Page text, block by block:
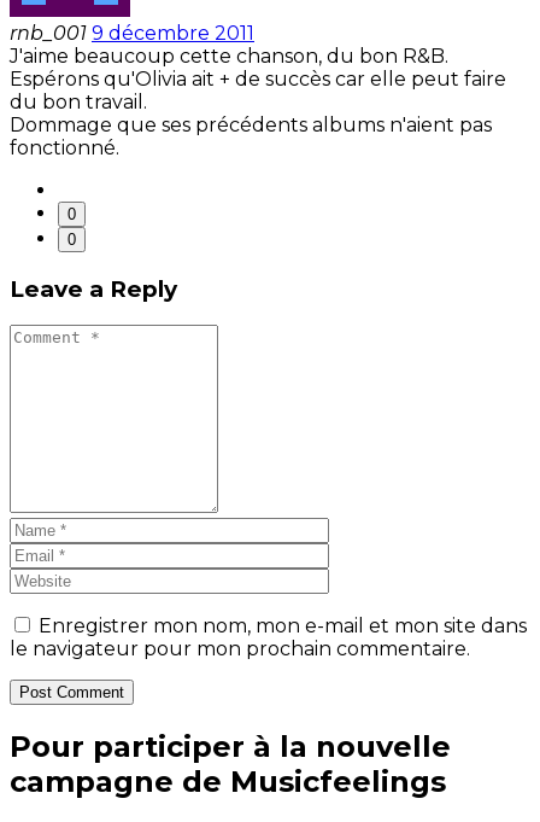
rnb_001 9 décembre 2011
J'aime beaucoup cette chanson, du bon R&B.
Espérons qu'Olivia ait + de succès car elle peut faire
du bon travail.
Dommage que ses précédents albums n'aient pas
fonctionné.
0
0
Leave a Reply
Enregistrer mon nom, mon e-mail et mon site dans
le navigateur pour mon prochain commentaire.
Post Comment
Pour participer à la nouvelle
campagne de Musicfeelings